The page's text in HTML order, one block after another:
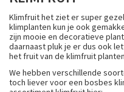
Klimfruit het ziet er super
klimplanten kun je ook
zijn mooie en decoratieve
daarnaast pluk je er dus ook
het fruit van de klimfruit
We hebben verschillende
toch liever voor een bosbes